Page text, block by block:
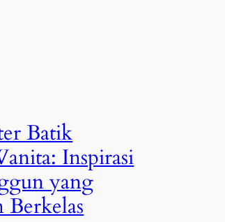
Batik
Inspirasi
yang
Berkelas